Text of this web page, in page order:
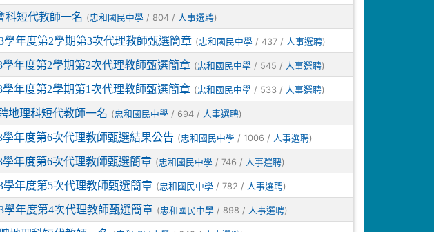
科短代教師一名 (忠和國民中學 / 804 / 人事選聘)
學年度第2學期第3次代理教師甄選簡章 (忠和國民中學 / 437 / 人事選聘)
年度第2學期第2次代理教師甄選簡章 (忠和國民中學 / 545 / 人事選聘)
年度第2學期第1次代理教師甄選簡章 (忠和國民中學 / 533 / 人事選聘)
地理科短代教師一名 (忠和國民中學 / 694 / 人事選聘)
年度第6次代理教師甄選結果公告 (忠和國民中學 / 1006 / 人事選聘)
年度第6次代理教師甄選簡章 (忠和國民中學 / 746 / 人事選聘)
年度第5次代理教師甄選簡章 (忠和國民中學 / 782 / 人事選聘)
學年度第4次代理教師甄選簡章 (忠和國民中學 / 898 / 人事選聘)